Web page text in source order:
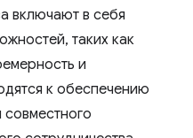
включают в себя
таких как
и
к обеспечению